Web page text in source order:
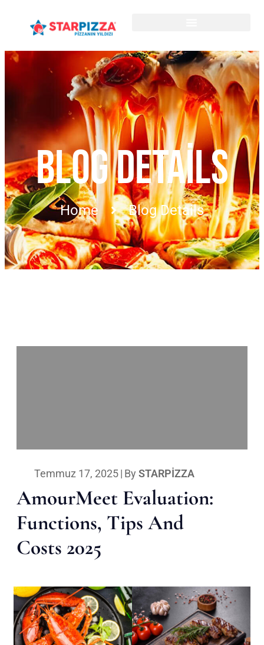
BLOG DETAILS
Home Blog Details
Temmuz 17, 2025| By STARPIZZA
AmourMeet Evaluation:
Functions, Tips And
Costs 2025